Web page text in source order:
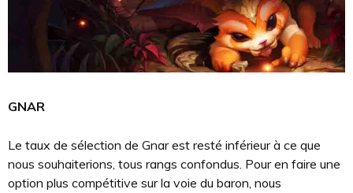
GNAR
Le taux de sélection de Gnar est resté inférieur à ce que
nous souhaiterions, tous rangs confondus. Pour en faire une
option plus compétitive sur la voie du baron, nous